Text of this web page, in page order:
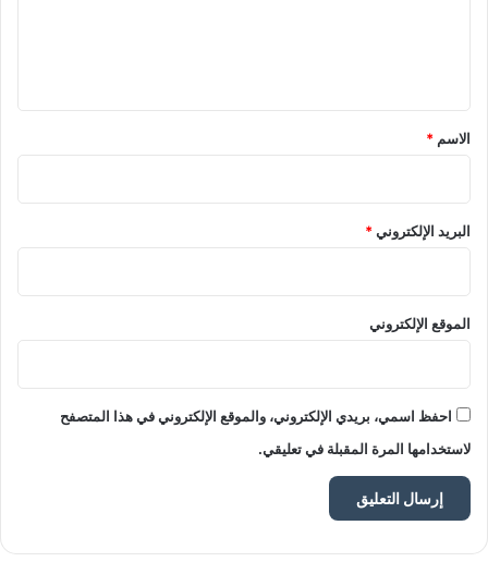
*
الاسم *
البريد الإلكتروني*
الموقع الإلكتروني
احفظ اسمي، بريدي الإلكتروني، والموقع الإلكتروني في هذا المتصفح
لاستخدامها المرة المقبلة في تعليقي.